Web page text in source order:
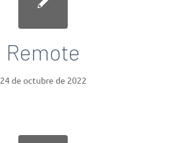
Remote
24 de octubre de 2022